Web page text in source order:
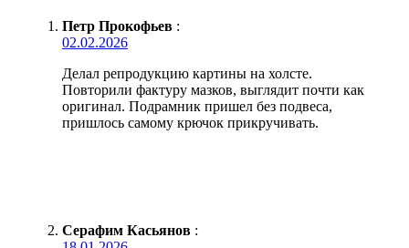
Петр Прокофьев :
02.02.2026
Делал репродукцию картины на холсте.
Повторили фактуру мазков, выглядит почти как
оригинал. Подрамник пришел без подвеса,
пришлось самому крючок прикручивать.
Серафим Касьянов :